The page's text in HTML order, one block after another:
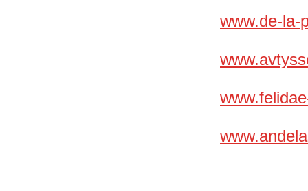
www.de-la-